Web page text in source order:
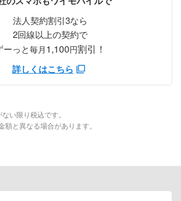
法人契約割引3なら
2回線以上の契約で
ーっと毎月 1,100円割引！
詳しくはこちら
い限り税込です。
と異なる場合があります。